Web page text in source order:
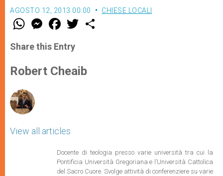
AGOSTO 12, 2013 00:00 CHIESE LOCALI
W
t
s
p
p
M
e
s
e
g
e
F
a
e
b
o
k
w
r
Share this Entry
Robert Cheaib
View all articles
Docente di teologia presso varie università tra cui la
Pontificia Università Gregoriana e l’Università Cattolica
del Sacro Cuore. Svolge attività di conferenziere su varie